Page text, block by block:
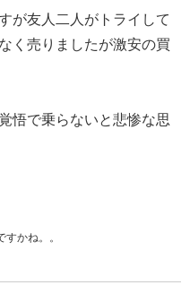
が友人二人がトライして
く売りましたが激安の買
悟で乗らないと悲惨な思
かね。。